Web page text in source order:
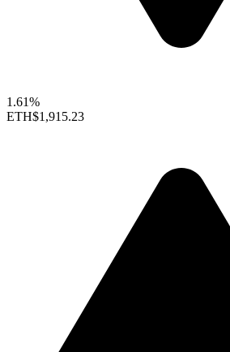
1.61%
ETH$1,915.23